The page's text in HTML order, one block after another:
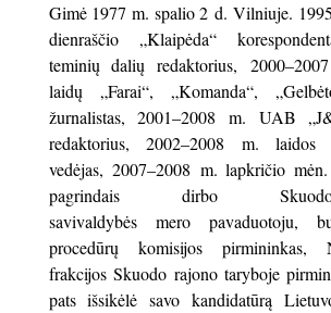
Gimė 1977 m. spalio 2 d. Vilniuje.
dienraščio „Klaipėda“
teminių dalių redaktorius,
laidų „Farai“, „Komanda“,
žurnalistas, 2001–2008 m. UAB
redaktorius, 2002–2008 m. laidos
vedėjas, 2007–2008 m. lapkričio
pagrindais dirbo
savivaldybės mero pavaduotoju,
procedūrų komisijos pirmininkas,
frakcijos Skuodo rajono taryboje
pats išsikėlė savo kandidatūrą